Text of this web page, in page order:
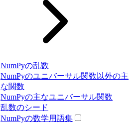
NumPyの乱数
NumPyのユニバーサル関数以外の主
な関数
NumPyの主なユニバーサル関数
乱数のシード
NumPyの数学用語集